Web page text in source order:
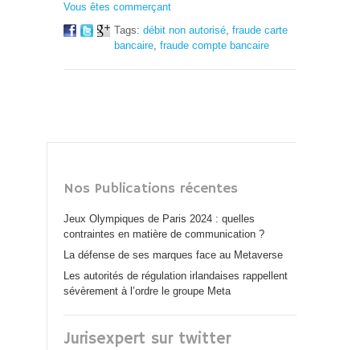
Vous êtes commerçant
Tags: débit non autorisé, fraude carte
bancaire, fraude compte bancaire
Nos Publications récentes
Jeux Olympiques de Paris 2024 : quelles
contraintes en matière de communication ?
La défense de ses marques face au Metaverse
Les autorités de régulation irlandaises rappellent
sévèrement à l’ordre le groupe Meta
Jurisexpert sur twitter